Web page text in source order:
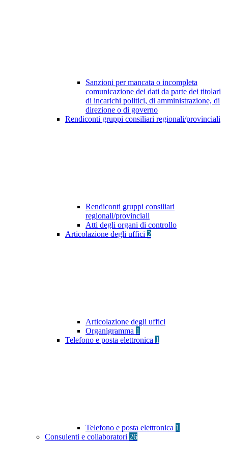
Sanzioni per mancata o incompleta
comunicazione dei dati da parte dei titolari
di incarichi politici, di amministrazione, di
direzione o di governo
Rendiconti gruppi consiliari regionali/provinciali
Rendiconti gruppi consiliari
regionali/provinciali
Atti degli organi di controllo
Articolazione degli uffici 2
Articolazione degli uffici
Organigramma 1
Telefono e posta elettronica 1
Telefono e posta elettronica 1
Consulenti e collaboratori 26